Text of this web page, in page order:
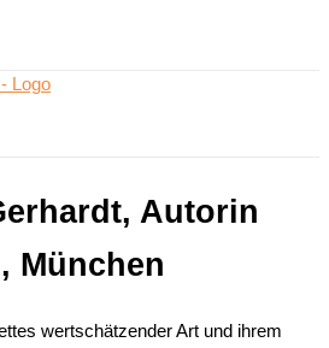
Autorin
München
wertschätzender Art und ihrem